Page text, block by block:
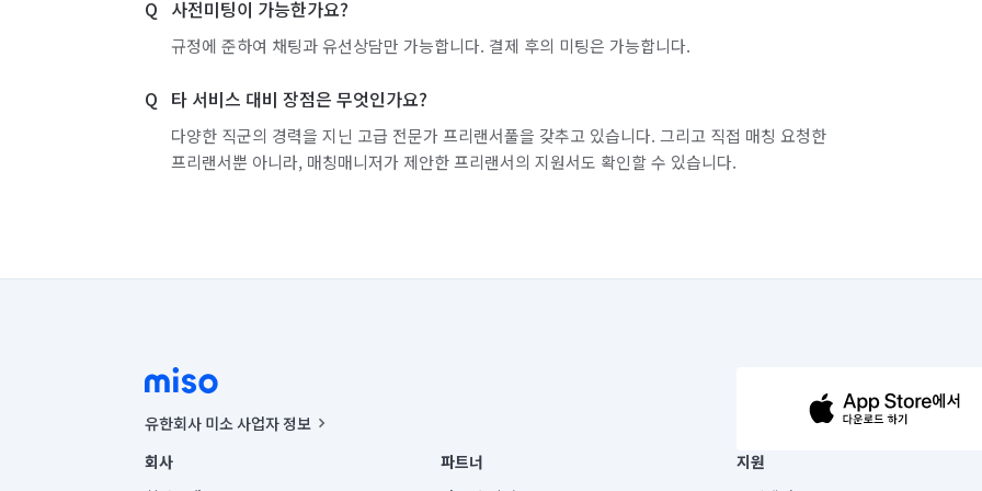
사전미팅이 가능한가요?
규정에 준하여 채팅과 유선상담만 가능합니다. 결제 후의 미팅은 가능합니다.
타 서비스 대비 장점은 무엇인가요?
다양한 직군의 경력을 지닌 고급 전문가 프리랜서풀을 갖추고 있습니다. 그리고 직접 매칭 요청한
프리랜서뿐 아니라, 매칭매니저가 제안한 프리랜서의 지원서도 확인할 수 있습니다.
유한회사 미소 사업자 정보
사업자등록번호 : 291-87-00271 | 인허가번호 : 2016-3220163-14-5-00019 |
통신판매신고번호 : 2024-서울종로-1400(공정거래위원회 정보) |
회사
파트너
지원